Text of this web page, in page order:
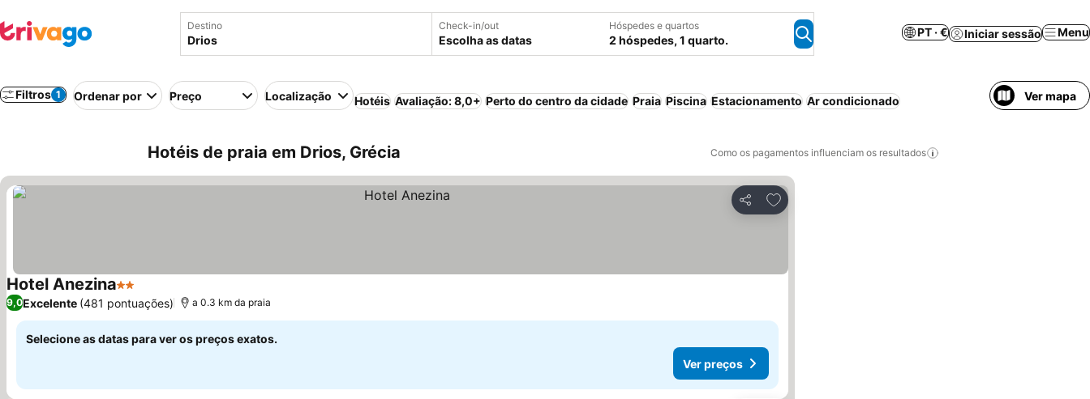
Destino Check-in/out
Escolha as datas
Hóspedes e quartos
2 hóspedes, 1 quarto.
PT · € Iniciar sessão Menu
Filtros 1 Ordenar por Preço Localização Hotéis Avaliação: 8,0+ Perto do centro da cidade Praia Piscina Estacionamento Ar condicionado Ver mapa
Hotéis de praia em Drios, Grécia Como os pagamentos influenciam os resultados
Partilhar
Adicionar aos favoritos
Hotel Anezina2 EstrelasVer preços
9,0Excelente (481 pontuações) a 0.3 km da praia
Selecione as datas para ver os preços exatos.
Ver preços